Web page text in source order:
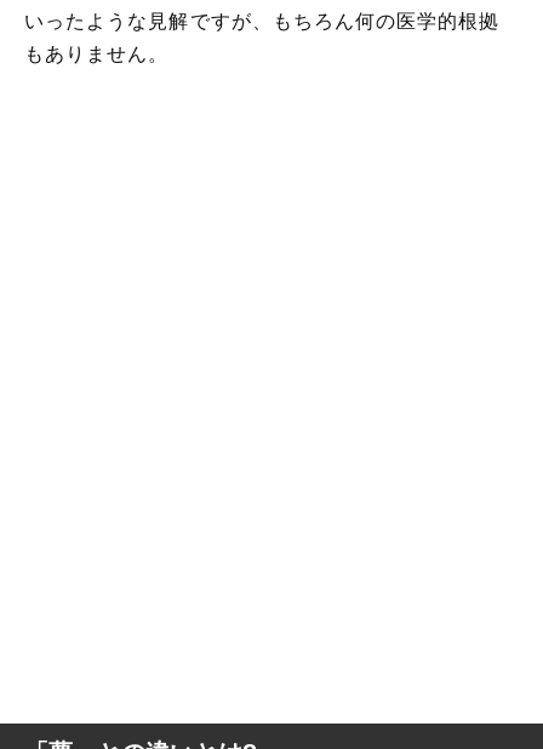
いったような見解ですが、もちろん何の医学的根拠
もありません。